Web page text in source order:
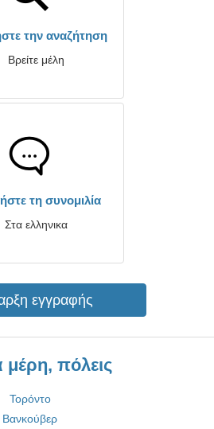
την αναζήτηση
Βρείτε μέλη
τη συνομιλία
Στα ελληνικα
εγγραφής
πόλεις
Τορόντο
Βανκούβερ